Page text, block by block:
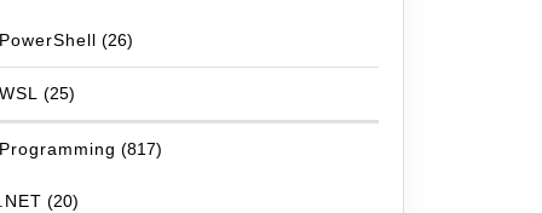
PowerShell (26)
WSL (25)
Programming (817)
.NET (20)